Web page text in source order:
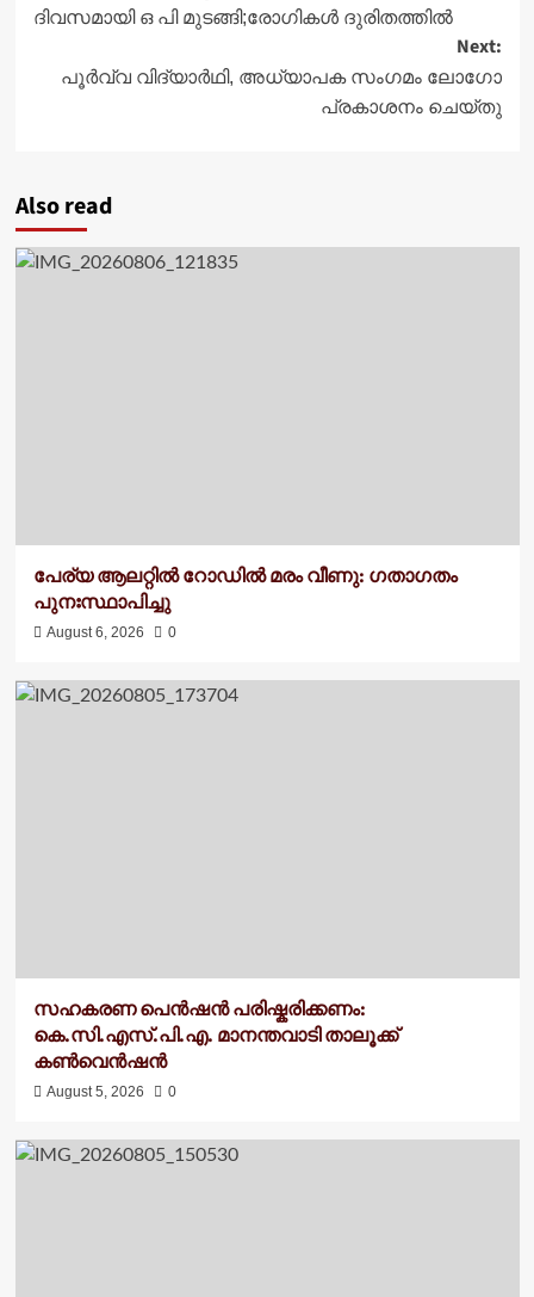
ദിവസമായി ഒ പി മുടങ്ങി;രോഗികള്‍ ദുരിതത്തില്‍
Next:
പൂര്‍വ്വ വിദ്യാര്‍ഥി, അധ്യാപക സംഗമം ലോഗോ
പ്രകാശനം ചെയ്തു
Also read
പേര്യ ആലറ്റിൽ റോഡിൽ മരം വീണു: ഗതാഗതം
പുനഃസ്ഥാപിച്ചു
August 6, 2026 0
സഹകരണ പെൻഷൻ പരിഷ്കരിക്കണം:
കെ.സി.എസ്.പി.എ. മാനന്തവാടി താലൂക്ക്
കൺവെൻഷൻ
August 5, 2026 0